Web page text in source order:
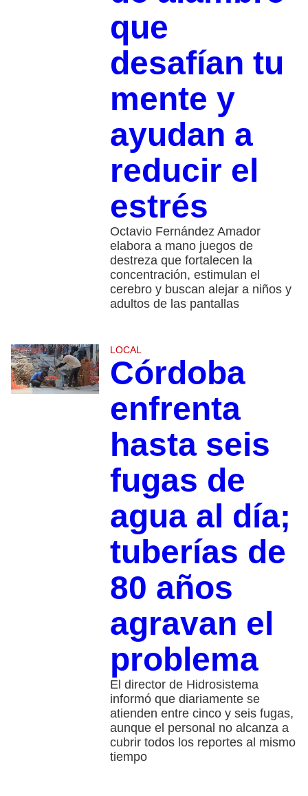
que
desafían tu
mente y
ayudan a
reducir el
estrés
Octavio Fernández Amador
elabora a mano juegos de
destreza que fortalecen la
concentración, estimulan el
cerebro y buscan alejar a niños y
adultos de las pantallas
LOCAL
Córdoba
enfrenta
hasta seis
fugas de
agua al día;
tuberías de
80 años
agravan el
problema
El director de Hidrosistema
informó que diariamente se
atienden entre cinco y seis fugas,
aunque el personal no alcanza a
cubrir todos los reportes al mismo
tiempo